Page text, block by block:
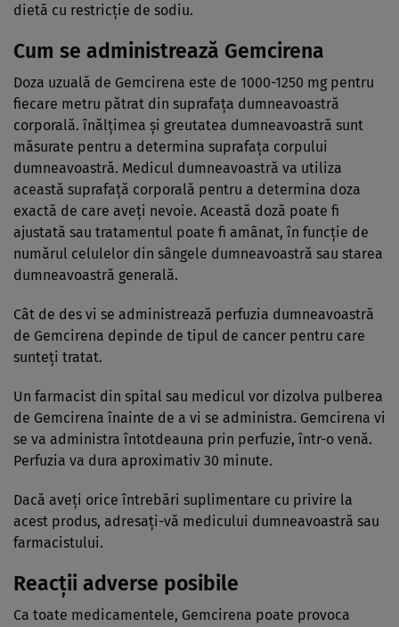
dietă cu restricţie de sodiu.
Cum se administrează Gemcirena
Doza uzuală de Gemcirena este de 1000-1250 mg pentru
fiecare metru pătrat din suprafaţa dumneavoastră
corporală. înălţimea şi greutatea dumneavoastră sunt
măsurate pentru a determina suprafaţa corpului
dumneavoastră. Medicul dumneavoastră va utiliza
această suprafaţă corporală pentru a determina doza
exactă de care aveţi nevoie. Această doză poate fi
ajustată sau tratamentul poate fi amânat, în funcţie de
numărul celulelor din sângele dumneavoastră sau starea
dumneavoastră generală.
Cât de des vi se administrează perfuzia dumneavoastră
de Gemcirena depinde de tipul de cancer pentru care
sunteţi tratat.
Un farmacist din spital sau medicul vor dizolva pulberea
de Gemcirena înainte de a vi se administra. Gemcirena vi
se va administra întotdeauna prin perfuzie, într-o venă.
Perfuzia va dura aproximativ 30 minute.
Dacă aveţi orice întrebări suplimentare cu privire la
acest produs, adresaţi-vă medicului dumneavoastră sau
farmacistului.
Reacţii adverse posibile
Ca toate medicamentele, Gemcirena poate provoca